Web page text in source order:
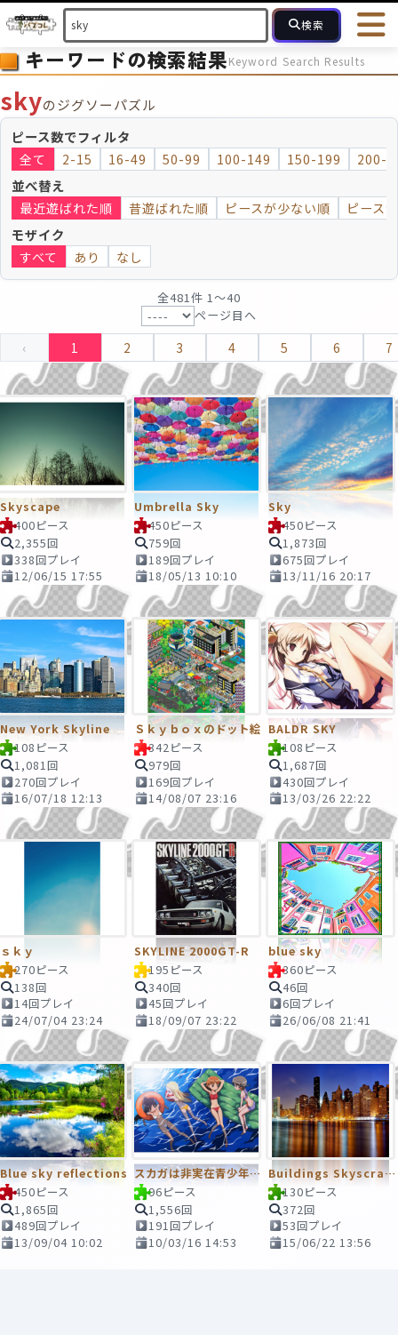
検索
HOME 会員登録
ログイン
最近投稿され
ピース数 2～15 16～49 50～99 100
モザイク モザイクのみ
キーワードの検索結果Keyword Search Results
skyのジグソーパズル
ピース数でフィルタ
全て 2-15 16-49 50-99 100-149 150-199 200-
並べ替え
最近遊ばれた順 昔遊ばれた順 ピースが少ない順 ピース
モザイク
すべて あり なし
全481件 1〜40
ページ目へ
‹ 1 2 3 4 5 6 7
Skyscape
400ピース
2,355回
338回プレイ
12/06/15 17:55
Umbrella Sky
450ピース
759回
189回プレイ
18/05/13 10:10
Sky
450ピース
1,873回
675回プレイ
13/11/16 20:17
New York Skyline
108ピース
1,081回
270回プレイ
16/07/18 12:13
Ｓｋｙｂｏｘのドット絵
342ピース
979回
169回プレイ
14/08/07 23:16
BALDR SKY
108ピース
1,687回
430回プレイ
13/03/26 22:22
ｓｋｙ
270ピース
138回
14回プレイ
24/07/04 23:24
SKYLINE 2000GT-R
195ピース
340回
45回プレイ
18/09/07 23:22
blue sky
360ピース
46回
6回プレイ
26/06/08 21:41
Blue sky reflections
450ピース
1,865回
489回プレイ
13/09/04 10:02
スカガは非実在青少年を応援します！
96ピース
1,556回
191回プレイ
10/03/16 14:53
Buildings Skyscrapers Lights New York Night
130ピース
372回
53回プレイ
15/06/22 13:56